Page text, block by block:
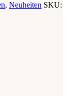
, Neuheiten SKU: